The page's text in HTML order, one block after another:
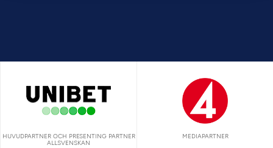
HUVUDPARTNER OCH PRESENTING PARTNER
ALLSVENSKAN
MEDIAPARTNER